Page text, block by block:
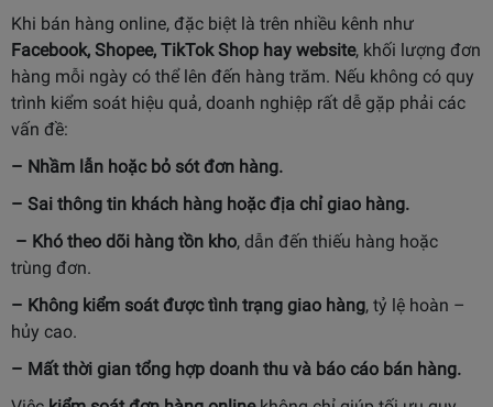
Khi bán hàng online, đặc biệt là trên nhiều kênh như
Facebook, Shopee, TikTok Shop hay website, khối lượng đơn
hàng mỗi ngày có thể lên đến hàng trăm. Nếu không có quy
trình kiểm soát hiệu quả, doanh nghiệp rất dễ gặp phải các
vấn đề:
– Nhầm lẫn hoặc bỏ sót đơn hàng.
– Sai thông tin khách hàng hoặc địa chỉ giao hàng.
– Khó theo dõi hàng tồn kho, dẫn đến thiếu hàng hoặc
trùng đơn.
– Không kiểm soát được tình trạng giao hàng, tỷ lệ hoàn –
hủy cao.
– Mất thời gian tổng hợp doanh thu và báo cáo bán hàng.